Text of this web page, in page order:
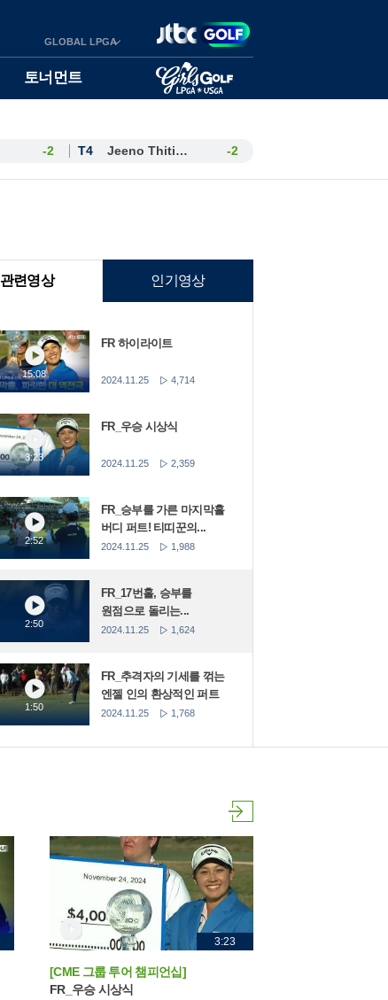
GLOBAL LPGA
토너먼트
-2 T4 Jeeno Thitikul -2
관련영상 인기영상
15:08
FR 하이라이트
2024.11.25 4,714
3:23
FR_우승 시상식
2024.11.25 2,359
2:52
FR_승부를 가른 마지막홀
버디 퍼트! 티띠꾼의...
2024.11.25 1,988
2:50
FR_17번홀, 승부를
원점으로 돌리는...
2024.11.25 1,624
1:50
FR_추격자의 기세를 꺾는
엔젤 인의 환상적인 퍼트
2024.11.25 1,768
3:23
[CME 그룹 투어 챔피언십]
FR_우승 시상식